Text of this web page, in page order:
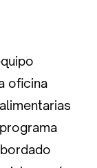
oficina